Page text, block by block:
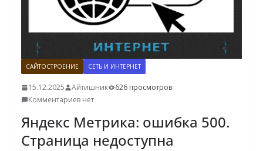
САЙТОСТРОЕНИЕ СЕТЬ И ИНТЕРНЕТ
15.12.2025 Айтишник
626 просмотров
Комментариев нет
Яндекс Метрика: ошибка 500.
Страница недоступна